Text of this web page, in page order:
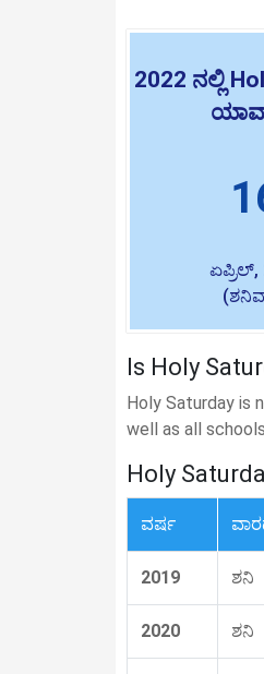
2022 ನಲ್ಲಿ
ಏಪ್ರಿಲ್,
Is Holy
Holy Saturday is
well as all
Holy
ವರ್ಷ
2019 ಶನಿ
2020 ಶನಿ